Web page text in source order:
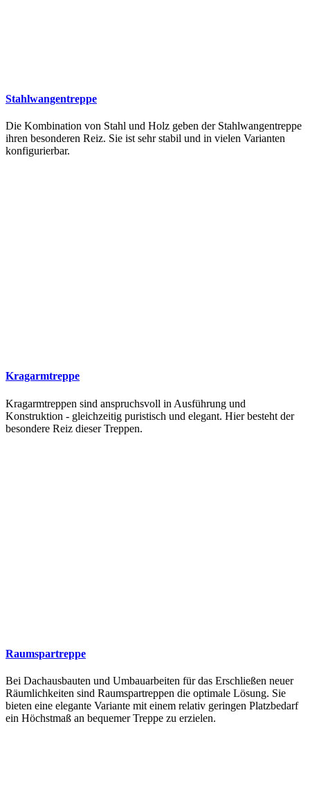
Stahlwangentreppe
Die Kombination von Stahl und Holz geben der Stahlwangentreppe
ihren besonderen Reiz. Sie ist sehr stabil und in vielen Varianten
konfigurierbar.
Kragarmtreppe
Kragarmtreppen sind anspruchsvoll in Ausführung und
Konstruktion - gleichzeitig puristisch und elegant. Hier besteht der
besondere Reiz dieser Treppen.
Raumspartreppe
Bei Dachausbauten und Umbauarbeiten für das Erschließen neuer
Räumlichkeiten sind Raumspartreppen die optimale Lösung. Sie
bieten eine elegante Variante mit einem relativ geringen Platzbedarf
ein Höchstmaß an bequemer Treppe zu erzielen.